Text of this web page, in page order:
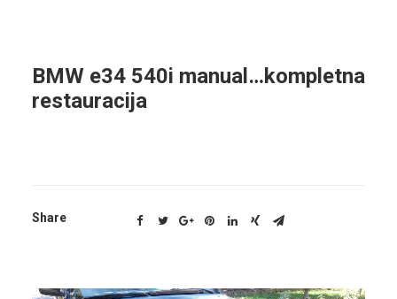
BMW e34 540i manual…kompletna
restauracija
Share